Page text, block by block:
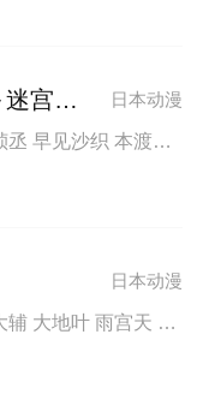
日本动漫
世界最强的后卫 ～迷宫国的新人探索者～
石川由依 古贺葵 松冈祯丞 早见沙织 本渡枫 相坂优歌 高尾奏音 中村樱
日本动漫
平川大辅 家中宏 小野大辅 大地叶 雨宫天 寿美菜子 内山昂辉 内田雄马 武内骏辅 远藤大智 高垣彩阳 川井田夏海 浦和希 浅野麻由美